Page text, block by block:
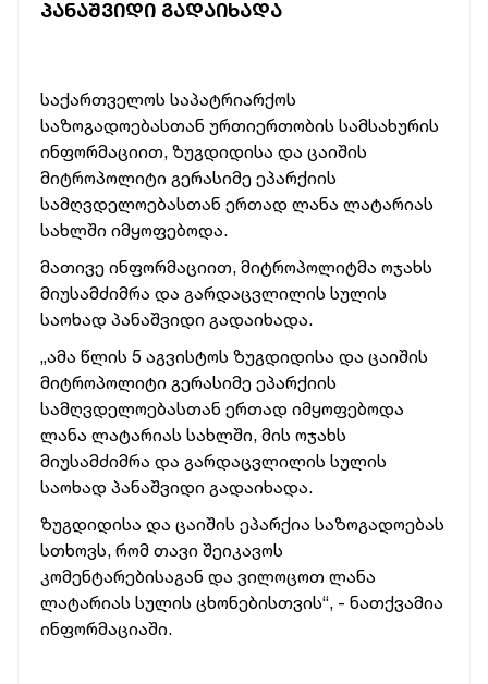
ᲞᲐᲜᲐᲨᲕᲘᲓᲘ ᲒᲐᲓᲐᲘᲮᲐᲓᲐ
საქართველოს საპატრიარქოს
საზოგადოებასთან ურთიერთობის სამსახურის
ინფორმაციით, ზუგდიდისა და ცაიშის
მიტროპოლიტი გერასიმე ეპარქიის
სამღვდელოებასთან ერთად ლანა ლატარიას
სახლში იმყოფებოდა.
მათივე ინფორმაციით, მიტროპოლიტმა ოჯახს
მიუსამძიმრა და გარდაცვლილის სულის
საოხად პანაშვიდი გადაიხადა.
„ამა წლის 5 აგვისტოს ზუგდიდისა და ცაიშის
მიტროპოლიტი გერასიმე ეპარქიის
სამღვდელოებასთან ერთად იმყოფებოდა
ლანა ლატარიას სახლში, მის ოჯახს
მიუსამძიმრა და გარდაცვლილის სულის
საოხად პანაშვიდი გადაიხადა.
ზუგდიდისა და ცაიშის ეპარქია საზოგადოებას
სთხოვს, რომ თავი შეიკავოს
კომენტარებისაგან და ვილოცოთ ლანა
ლატარიას სულის ცხონებისთვის“, - ნათქვამია
ინფორმაციაში.